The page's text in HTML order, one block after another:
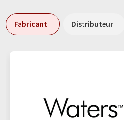
Fabricant Distributeur